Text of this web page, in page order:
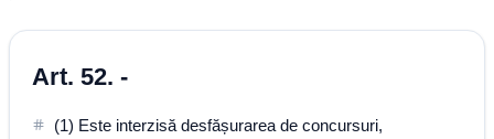
Art. 52. -
(1) Este interzisă desfășurarea de concursuri,